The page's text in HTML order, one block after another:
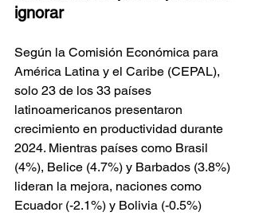
ignorar
Según la Comisión Económica para
América Latina y el Caribe (CEPAL),
solo 23 de los 33 países
latinoamericanos presentaron
crecimiento en productividad durante
2024. Mientras países como Brasil
(4%), Belice (4.7%) y Barbados (3.8%)
lideran la mejora, naciones como
Ecuador (-2.1%) y Bolivia (-0.5%)